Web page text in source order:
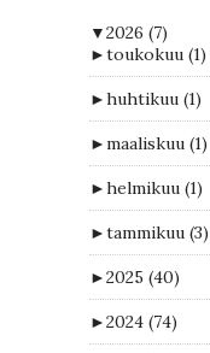
▼2026 (7)
►toukokuu (1)
►huhtikuu (1)
►maaliskuu (1)
►helmikuu (1)
►tammikuu (3)
►2025 (40)
►2024 (74)